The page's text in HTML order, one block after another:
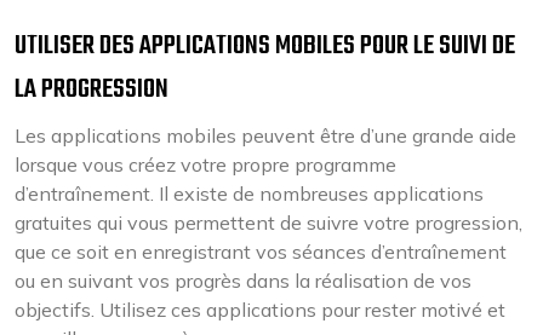
UTILISER DES APPLICATIONS MOBILES POUR LE SUIVI DE
LA PROGRESSION
Les applications mobiles peuvent être d’une grande aide
lorsque vous créez votre propre programme
d’entraînement. Il existe de nombreuses applications
gratuites qui vous permettent de suivre votre progression,
que ce soit en enregistrant vos séances d’entraînement
ou en suivant vos progrès dans la réalisation de vos
objectifs. Utilisez ces applications pour rester motivé et